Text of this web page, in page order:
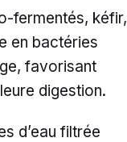
fermentés, kéfir,
en bactéries
favorisant
digestion.
d’eau filtrée